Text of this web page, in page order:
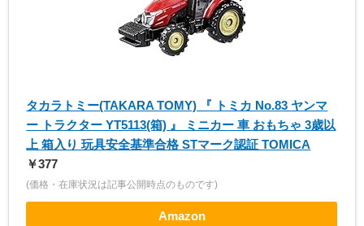
タカラトミー(TAKARA TOMY) 『 トミカ No.83 ヤンマ
ー トラクター YT5113(箱) 』 ミニカー 車 おもちゃ 3歳以
上 箱入り 玩具安全基準合格 STマーク認証 TOMICA
￥377
(価格・在庫状況は記事公開時点のものです)
Amazon